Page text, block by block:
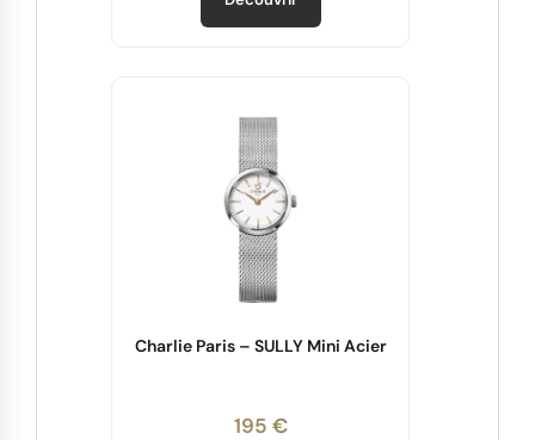
Charlie Paris – SULLY Mini Acier
195 €